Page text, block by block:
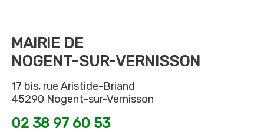
MAIRIE DE
NOGENT-SUR-VERNISSON
17 bis, rue Aristide-Briand
45290 Nogent-sur-Vernisson
02 38 97 60 53